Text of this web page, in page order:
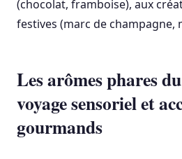
(chocolat, framboise), aux
festives (marc de champagne,
Les arômes phares
voyage sensoriel et
gourmands